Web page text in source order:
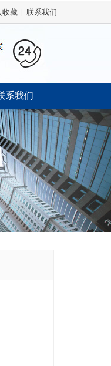
收藏 | 联系我们
系我们